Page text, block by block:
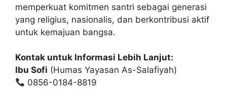
memperkuat komitmen santri sebagai generasi
yang religius, nasionalis, dan berkontribusi aktif
untuk kemajuan bangsa.
Kontak untuk Informasi Lebih Lanjut:
Ibu Sofi (Humas Yayasan As-Salafiyah)
0856-0184-8819